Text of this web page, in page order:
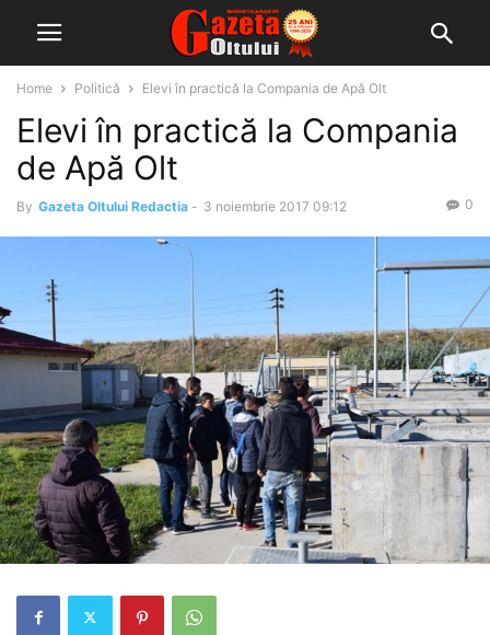
Home Politică Elevi în practică la Compania de Apă Olt
Elevi în practică la Compania
de Apă Olt
By Gazeta Oltului Redactia - 3 noiembrie 2017 09:12 0